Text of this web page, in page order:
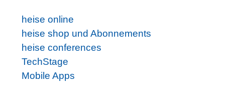
heise online
heise shop und Abonnements
heise conferences
TechStage
Mobile Apps